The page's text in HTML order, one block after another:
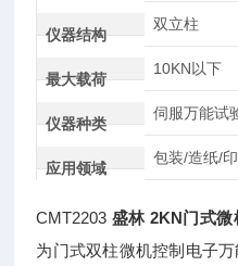
仪器结构
双立柱
最大载荷
10KN以下
仪器种类
伺服万能试
应用领域
包装/造纸/
CMT2203 盛林 2KN门式
为门式双柱微机控制电子